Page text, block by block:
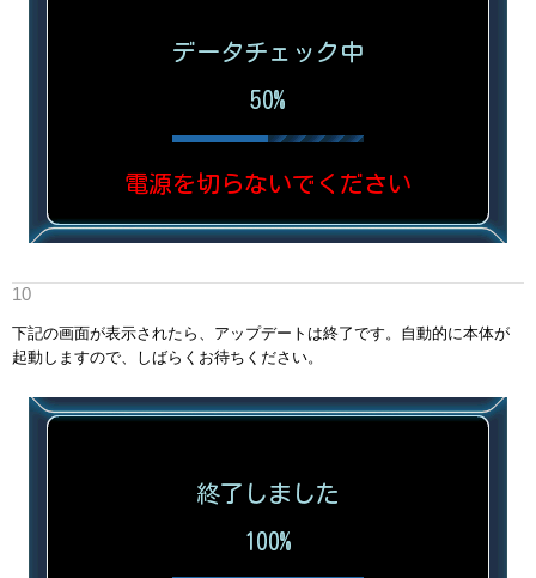
下記の画面が表示されたら、アップデートは終了です。自動的に本体が
起動しますので、しばらくお待ちください。